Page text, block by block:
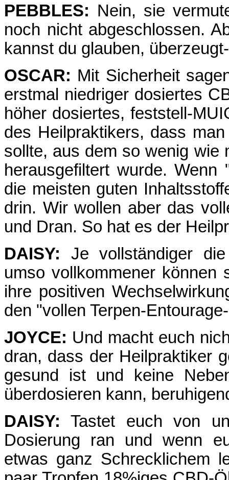
PEBBLES: Nein, sie
noch nicht abgeschlossen.
kannst du glauben,
OSCAR: Mit Sicherheit
erstmal niedriger dosiertes
höher dosiertes, feststell-
des Heilpraktikers, dass
sollte, aus dem so wenig wie
herausgefiltert wurde.
die meisten guten
drin. Wir wollen aber das
und Dran. So hat es der
DAISY: Je vollständiger
umso vollkommener können
ihre positiven
den "vollen Terpen-
JOYCE: Und macht euch
dran, dass der Heilpraktiker
gesund ist und keine
überdosieren kann,
DAISY: Tastet euch von
Dosierung ran und wenn
etwas ganz Schrecklichem